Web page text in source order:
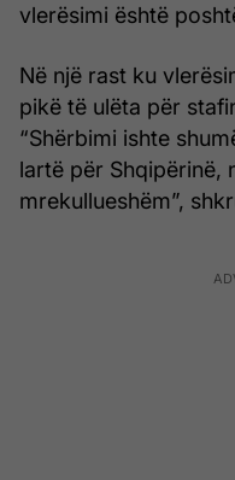
vlerësimi është
Në një rast ku
pikë të ulëta për
“Shërbimi ishte
lartë për Shqipërinë,
mrekullueshëm”,